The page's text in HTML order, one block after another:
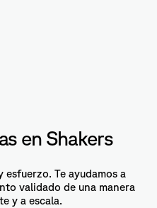
en Shakers
Te ayudamos a
validado de una manera
y a escala.